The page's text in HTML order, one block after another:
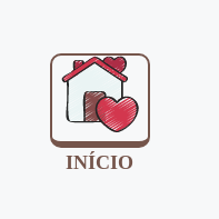
INÍCIO